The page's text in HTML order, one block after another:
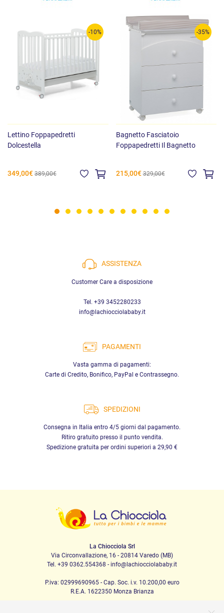
-10%
Lettino Foppapedretti
Dolcestella
349,00€ 389,00€
-35%
Bagnetto Fasciatoio
Foppapedretti Il Bagnetto
215,00€ 329,00€
ASSISTENZA
Customer Care a disposizione
Tel. +39 3452280233
info@lachiocciolababy.it
PAGAMENTI
Vasta gamma di pagamenti:
Carte di Credito, Bonifico, PayPal e Contrassegno.
SPEDIZIONI
Consegna in Italia entro 4/5 giorni dal pagamento.
Ritiro gratuito presso il punto vendita.
Spedizione gratuita per ordini superiori a 29,90 €
La Chiocciola Srl
Via Circonvallazione, 16 - 20814 Varedo (MB)
Tel. +39 0362.554368 - info@lachiocciolababy.it
P.iva: 02999690965 - Cap. Soc. i.v. 10.200,00 euro
R.E.A. 1622350 Monza Brianza